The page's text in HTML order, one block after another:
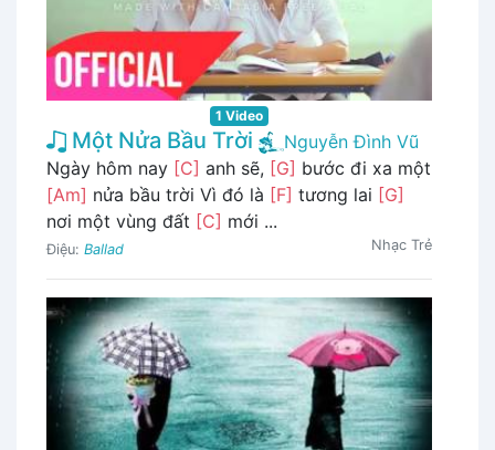
1 Video
Một Nửa Bầu Trời
Nguyễn Đình Vũ
Ngày hôm nay [C] anh sẽ, [G] bước đi xa một
[Am] nửa bầu trời Vì đó là [F] tương lai [G]
nơi một vùng đất [C] mới ...
Điệu: Ballad Nhạc Trẻ